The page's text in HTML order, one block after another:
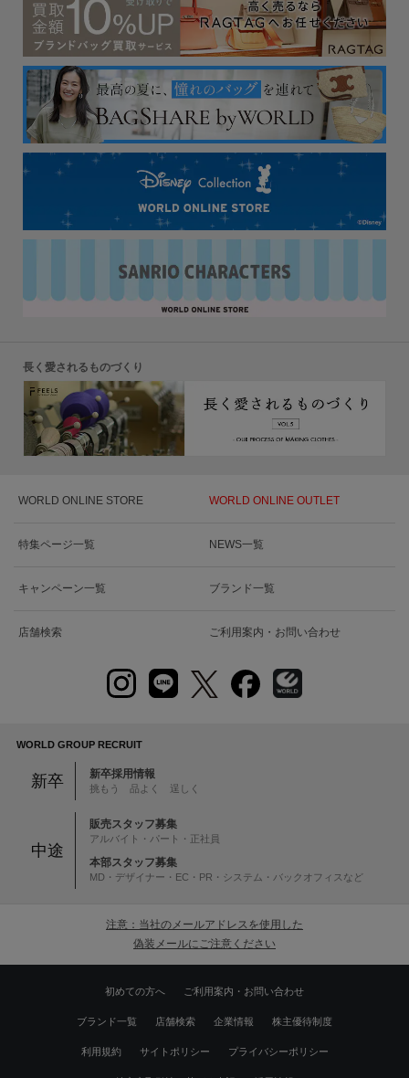
長く愛されるものづくり
WORLD ONLINE STORE WORLD ONLINE OUTLET
特集ページ一覧 NEWS一覧
キャンペーン一覧 ブランド一覧
店舗検索 ご利用案内・お問い合わせ
WORLD GROUP RECRUIT
新卒 新卒採用情報
挑もう 品よく 逞しく
中途
販売スタッフ募集
アルバイト・パート・正社員
本部スタッフ募集
MD・デザイナー・EC・PR・システム・バックオフィスなど
注意：当社のメールアドレスを使用した
偽装メールにご注意ください
初めての方へ ご利用案内・お問い合わせ
ブランド一覧 店舗検索 企業情報 株主優待制度
利用規約 サイトポリシー プライバシーポリシー